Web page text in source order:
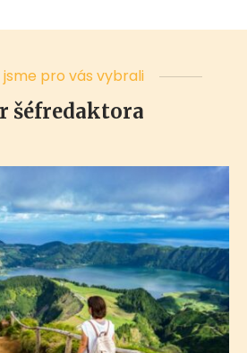
jsme pro vás vybrali
šéfredaktora